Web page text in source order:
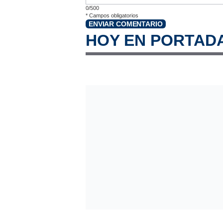
0/500
* Campos obligatorios
ENVIAR COMENTARIO
HOY EN